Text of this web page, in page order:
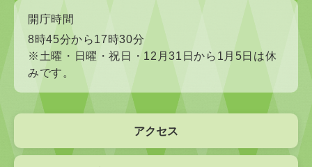
開庁時間
8時45分から17時30分
※土曜・日曜・祝日・12月31日から1月5日は休
みです。
アクセス